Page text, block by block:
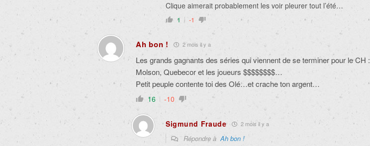
Clique aimerait probablement les voir pleurer tout l’été…
1 -1
Ah bon ! 2 mois il y a
Les grands gagnants des séries qui viennent de se terminer pour le CH :
Molson, Quebecor et les joueurs $$$$$$$$…
Petit peuple contente toi des Olé…et crache ton argent…
16 -10
Sigmund Fraude 2 mois il y a
Répondre àAh bon !